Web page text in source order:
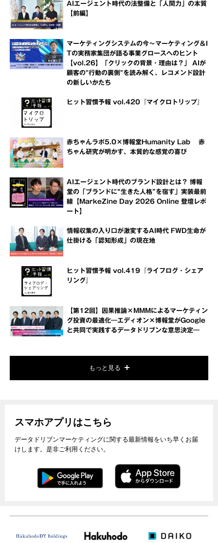
AIエージェント時代の法整備と「人間力」の本質
【前編】
マーケティングシステムの今～マーケティング＆I
Tの実務家集団が語る事業グロースへのヒント
【vol.26】「クリックの背景・理由は？」 AIが
顧客の"行動の裏側"を読み解く、レコメンド設計
の新しいかたち
ヒット習慣予報 vol.420『マイクロトリップ』
赤ちゃんラボ5.0×博報堂Humanity Lab 赤
ちゃん研究が明かす、本質的な感覚の喜び
AIエージェント時代のブランド設計とは？ 博報
堂の「ブランドに“生きた人格”を宿す」実装最前
線【MarkeZine Day 2026 Online 登壇レポ
ート】
情報収集の入り口が激変するAI時代 FWD生命が
仕掛ける「認知形成」の現在地
ヒット習慣予報 vol.419『ライフログ・シェア
リング』
【第12回】因果推論×MMMによるマーケティン
グ投資の最適化―エディオン×博報堂がGoogle
と共同で実践するデータドリブンな意思決定―
もっと見る
スマホアプリはこちら
データドリブンマーケティングに関する最新情報をいち早くお届
けします。是非ご利用ください。